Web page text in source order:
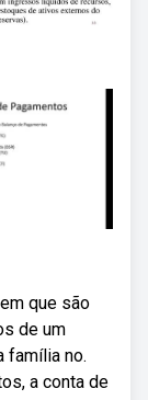
que são
de um
família no.
a conta de